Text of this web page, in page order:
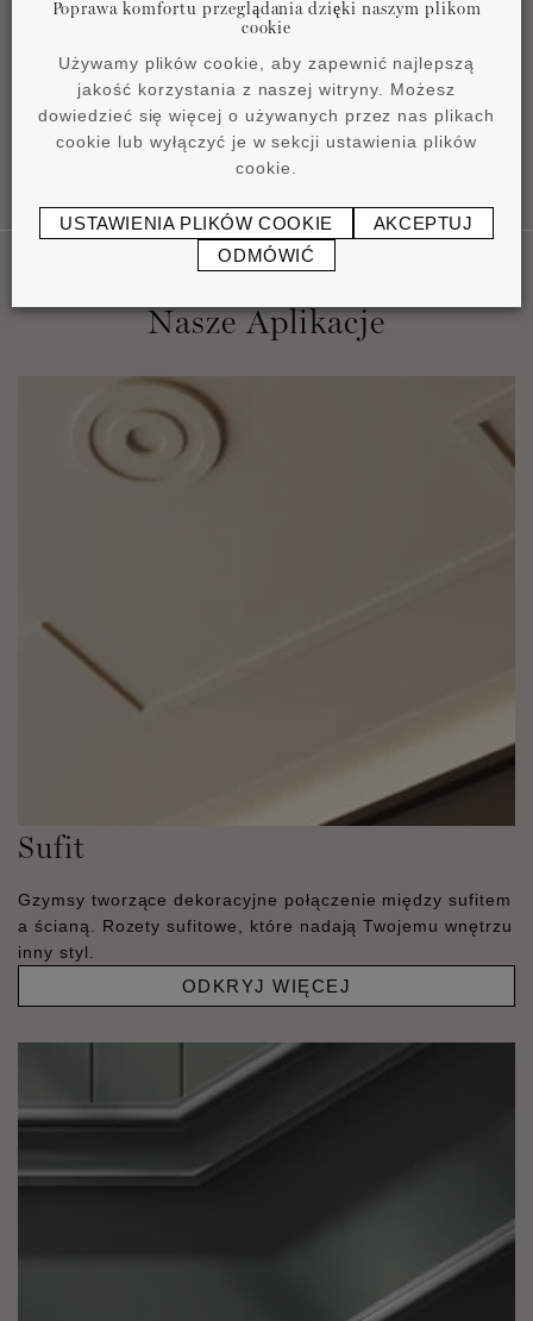
Karta katalogowa
0,86 MB
Nasze Aplikacje
Sufit
Gzymsy tworzące dekoracyjne połączenie między sufitem
a ścianą. Rozety sufitowe, które nadają Twojemu wnętrzu
inny styl.
ODKRYJ WIĘCEJ
Poprawa komfortu przeglądania dzięki naszym plikom
cookie
Używamy plików cookie, aby zapewnić najlepszą
jakość korzystania z naszej witryny. Możesz
dowiedzieć się więcej o używanych przez nas plikach
cookie lub wyłączyć je w sekcji ustawienia plików
cookie.
USTAWIENIA PLIKÓW COOKIE
AKCEPTUJ
ODMÓWIĆ